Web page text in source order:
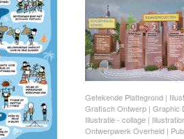
Getekende Plattegrond |
Grafisch Ontwerp | Graphic
Illustratie - collage |
Ontwerpwerk Overheid |
Getekende Plattegrond |
Grafisch Ontwerp | Graphic
Illustratie - collage |
Ontwerpwerk Overheid |